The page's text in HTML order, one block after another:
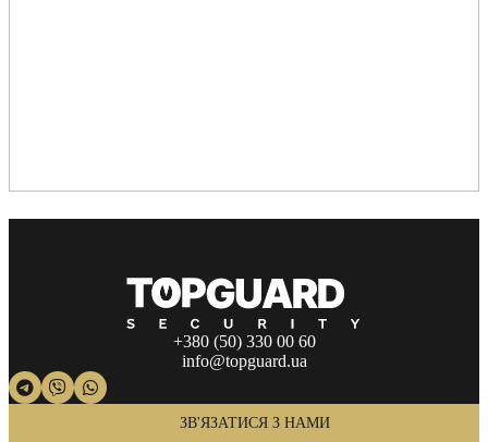
+380 (50) 330 00 60
info@topguard.ua
ЗВ'ЯЗАТИСЯ З НАМИ